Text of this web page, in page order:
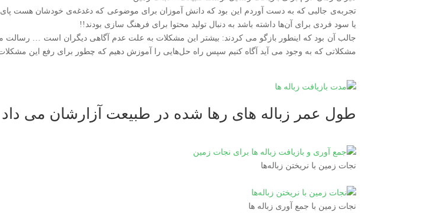
تجربه‌ی جالبی که به دست آوردم این بود که دانش آموزان برای موضوعی که دغدغه‌ی خودشان هست پای
یا سود فردی برای آن‌ها داشته باشد به دنبال تولید محتوا برای فرهنگ سازی بودند!!
جالب آن بود که اینطور بازگو می کردند: بیشتر این مشکلات به علت عدم آگاهی دیگران است …
مشکلاتی که به وجود می آید آگاه کنیم سپس راه حل‌هایی را آموزش دهیم که چطور برای رفع این
طول عمر زباله های رها شده در طبیعت آزارشان می
نجات زمین با نریختن زباله‌ها
نجات زمین با جمع آوری زباله ها